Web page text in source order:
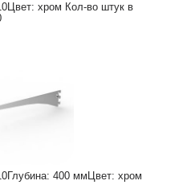
хром Кол-во штук в
400 ммЦвет: хром